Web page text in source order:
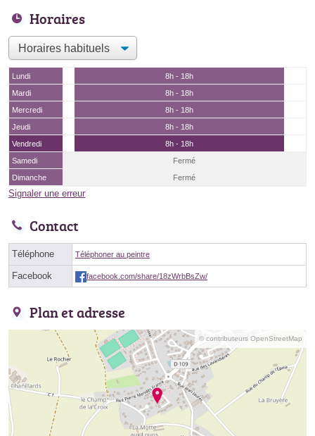
Horaires
Lundi
8h - 18h
Mardi
8h - 18h
Mercredi
8h - 18h
Jeudi
8h - 18h
Vendredi
8h - 18h
Samedi
Fermé
Dimanche
Fermé
Signaler une erreur
Contact
Téléphone Téléphoner au peintre
Facebook facebook.com/share/18zWrbBsZw/
Plan et adresse
© contributeurs OpenStreetMap